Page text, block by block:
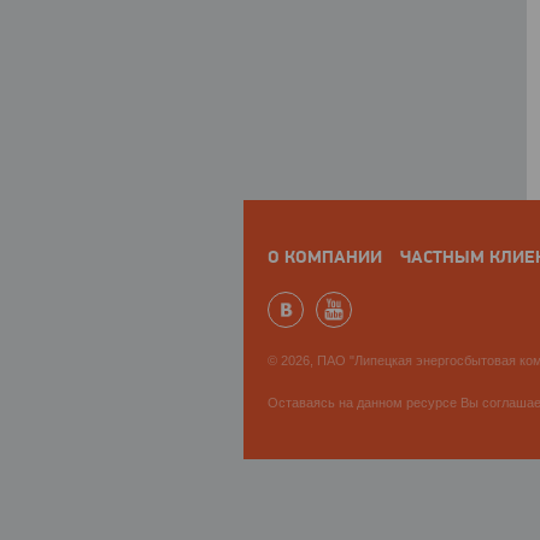
О КОМПАНИИ ЧАСТНЫМ
© 2026, ПАО "Липецкая энергосбытовая
Оставаясь на данном ресурсе Вы